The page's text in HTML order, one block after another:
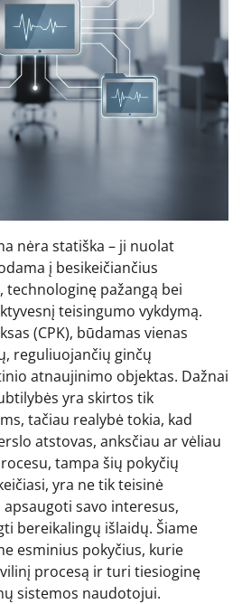
nėra statiška – ji nuolat
į besikeičiančius
pažangą bei
teisingumo vykdymą.
(CPK), būdamas vienas
reguliuojančių ginčų
atnaujinimo objektas. Dažnai
yra skirtos tik
tačiau realybė tokia, kad
atstovas, anksčiau ar vėliau
tampa šių pokyčių
yra ne tik teisinė
savo interesus,
bereikalingų išlaidų. Šiame
esminius pokyčius, kurie
procesą ir turi tiesioginę
sistemos naudotojui.